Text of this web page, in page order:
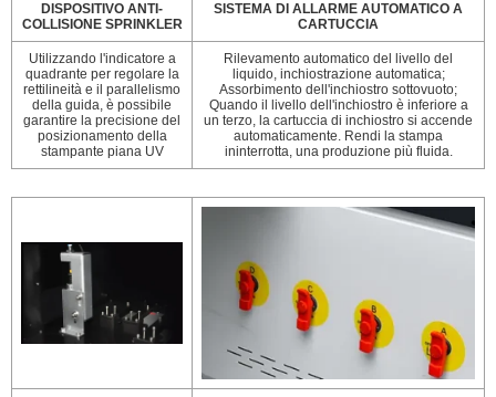
DISPOSITIVO ANTI-
COLLISIONE SPRINKLER
SISTEMA DI ALLARME AUTOMATICO A
CARTUCCIA
Utilizzando l'indicatore a
quadrante per regolare la
rettilineità e il parallelismo
della guida, è possibile
garantire la precisione del
posizionamento della
stampante piana UV
Rilevamento automatico del livello del
liquido, inchiostrazione automatica;
Assorbimento dell'inchiostro sottovuoto;
Quando il livello dell'inchiostro è inferiore a
un terzo, la cartuccia di inchiostro si accende
automaticamente. Rendi la stampa
ininterrotta, una produzione più fluida.